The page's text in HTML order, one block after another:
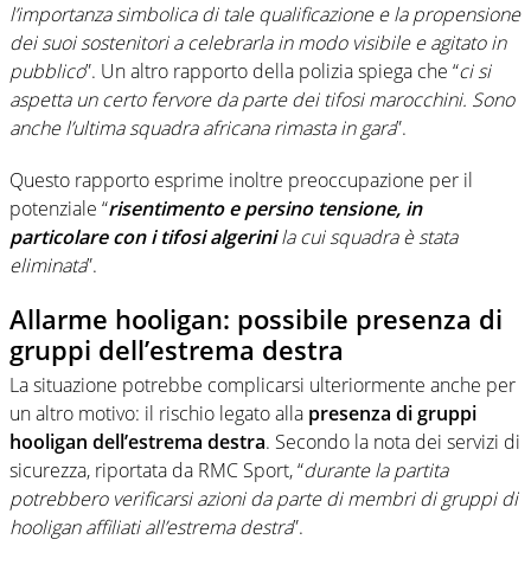
l’importanza simbolica di tale qualificazione e la propensione
dei suoi sostenitori a celebrarla in modo visibile e agitato in
pubblico”. Un altro rapporto della polizia spiega che “ci si
aspetta un certo fervore da parte dei tifosi marocchini. Sono
anche l’ultima squadra africana rimasta in gara”.
Questo rapporto esprime inoltre preoccupazione per il
potenziale “risentimento e persino tensione, in
particolare con i tifosi algerinila cui squadra è stata
eliminata”.
Allarme hooligan: possibile presenza di
gruppi dell’estrema destra
La situazione potrebbe complicarsi ulteriormente anche per
un altro motivo: il rischio legato alla presenza di gruppi
hooligan dell’estrema destra. Secondo la nota dei servizi di
sicurezza, riportata da RMC Sport, “durante la partita
potrebbero verificarsi azioni da parte di membri di gruppi di
hooligan affiliati all’estrema destra”.